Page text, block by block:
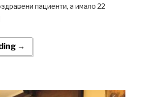
пациенти, а имало 22
→